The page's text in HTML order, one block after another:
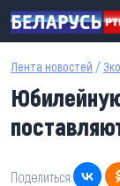
Перейти к основному
Лента новостей /
Поделиться: